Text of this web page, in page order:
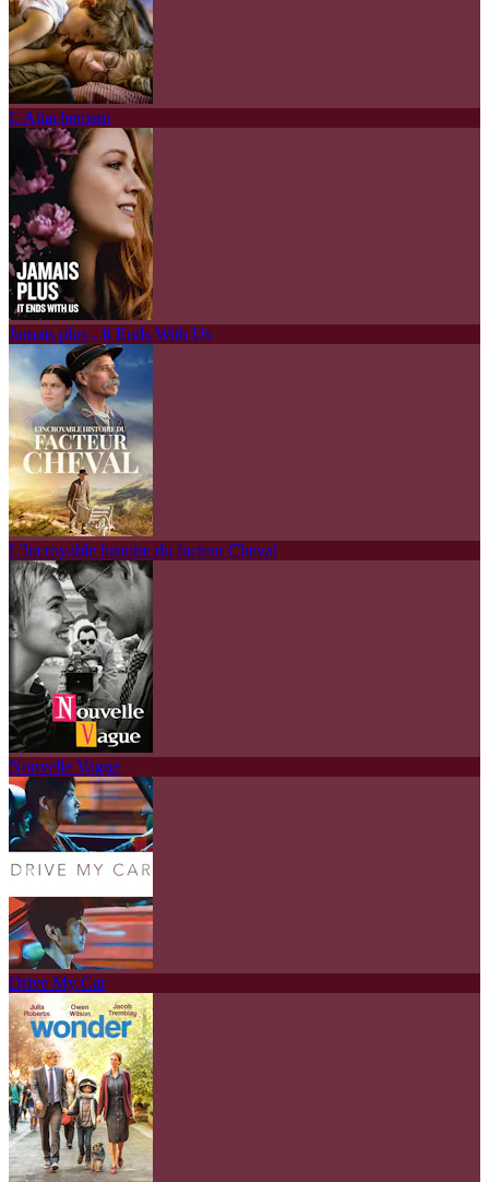
L'Attachement
Jamais plus - It Ends With Us
L'Incroyable histoire du facteur Cheval
Nouvelle Vague
Drive My Car